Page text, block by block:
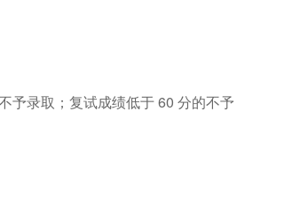
予录取；复试成绩低于 60 分的不予